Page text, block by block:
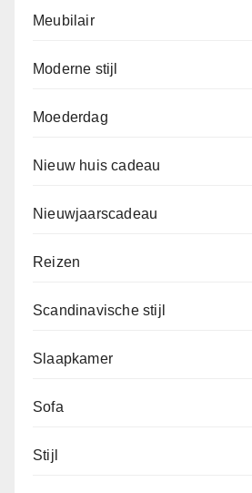
Meubilair
Moderne stijl
Moederdag
Nieuw huis cadeau
Nieuwjaarscadeau
Reizen
Scandinavische stijl
Slaapkamer
Sofa
Stijl